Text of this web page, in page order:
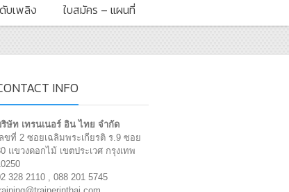
ดับเพลิง ใบสมัคร – แผนที่
INFO
ษัท เทรนเนอร์ อิน ไทย จำกัด
ลขที่ 2 ซอยเฉลิมพระเกียรติ ร.9 ซอย
แขวงดอกไม้ เขตประเวศ กรุงเทพ
328 2110 , 088 201 5745